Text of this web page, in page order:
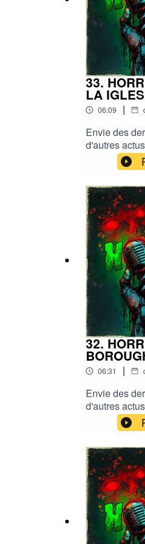
33.
LA
06:09 |
Envie des
d'autres
news
#podcast
32.
06:31 |
Envie des
d'autres
news
#podcast